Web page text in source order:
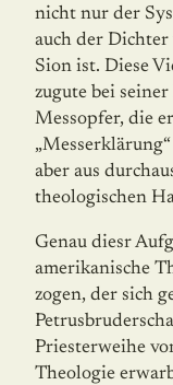
nicht nur der
auch der Dichter
Sion ist. Diese
zugute bei
Messopfer, die
aber aus
theologischen
Genau diesr
amerikanische
zogen, der sich
Priesterweihe
Theologie